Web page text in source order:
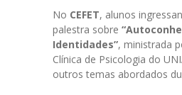
No CEFET, alunos
palestra sobre
Identidades”, ministrada
Clínica de Psicologia do
outros temas abordados